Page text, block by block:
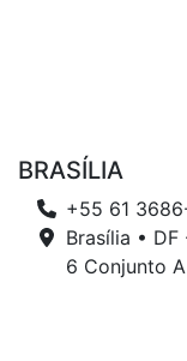
BRASÍLIA
+55 61
Brasília •
6 Conjunto